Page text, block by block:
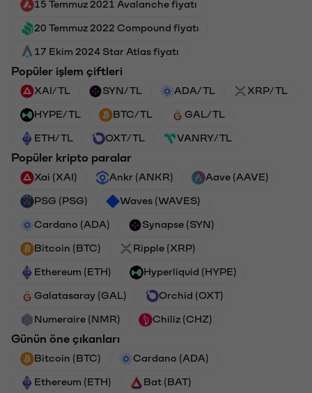
15 Temmuz 2021 Avalanche fiyatı
20 Temmuz 2022 Compound fiyatı
17 Ekim 2024 Star Atlas fiyatı
Popüler işlem çiftleri
XAI/TL SYN/TL ADA/TL XRP/TL
HYPE/TL BTC/TL GAL/TL
ETH/TL OXT/TL VANRY/TL
Popüler kripto paralar
Xai (XAI) Ankr (ANKR) Aave (AAVE)
PSG (PSG) Waves (WAVES)
Cardano (ADA) Synapse (SYN)
Bitcoin (BTC) Ripple (XRP)
Ethereum (ETH) Hyperliquid (HYPE)
Galatasaray (GAL) Orchid (OXT)
Numeraire (NMR) Chiliz (CHZ)
Günün öne çıkanları
Bitcoin (BTC) Cardano (ADA)
Ethereum (ETH) Bat (BAT)